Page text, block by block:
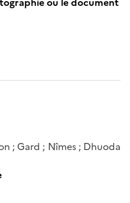
; Gard ; Nîmes ; Dhuoda